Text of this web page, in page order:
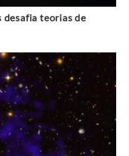
desafia teorias de